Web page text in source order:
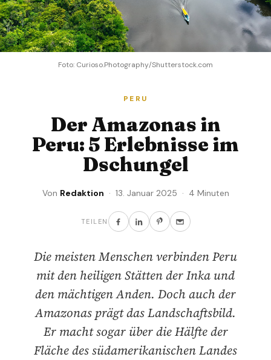
Foto: Curioso.Photography/Shutterstock.com
PERU
Der Amazonas in
Peru: 5 Erlebnisse im
Dschungel
Von Redaktion · 13. Januar 2025 · 4 Minuten
TEILEN
Die meisten Menschen verbinden Peru
mit den heiligen Stätten der Inka und
den mächtigen Anden. Doch auch der
Amazonas prägt das Landschaftsbild.
Er macht sogar über die Hälfte der
Fläche des südamerikanischen Landes